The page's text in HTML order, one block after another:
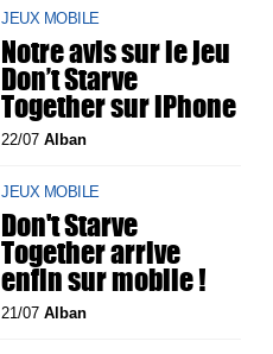
JEUX MOBILE
Notre avis sur le jeu
Don’t Starve
Together sur iPhone
22/07Alban
JEUX MOBILE
Don't Starve
Together arrive
enfin sur mobile !
21/07Alban